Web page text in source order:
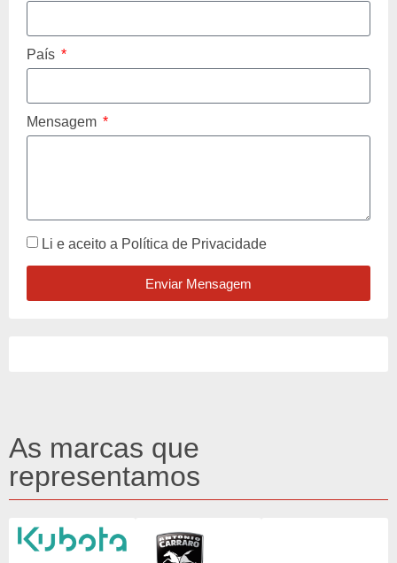
País
Mensagem
Li e aceito a Política de Privacidade
Enviar Mensagem
As marcas que
representamos